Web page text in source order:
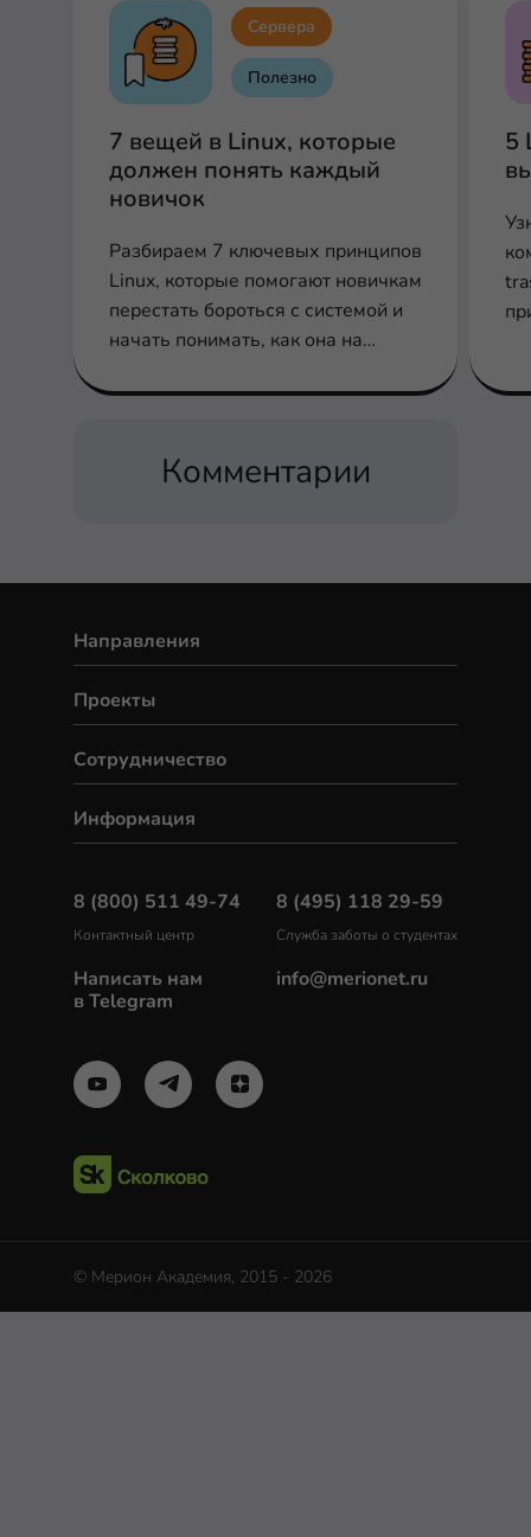
Сервера
Полезно
7 вещей в Linux, которые
должен понять каждый
новичок
Разбираем 7 ключевых принципов
Linux, которые помогают новичкам
перестать бороться с системой и
начать понимать, как она на
5
Комментарии
Направления
Сотрудничество
Проекты
Информация
8 (800) 511 49-74
Контактный центр
Написать нам
в Telegram
8 (495) 118 29-59
Служба заботы о студентах
info@merionet.ru
© Мерион Академия, 2015 - 2026